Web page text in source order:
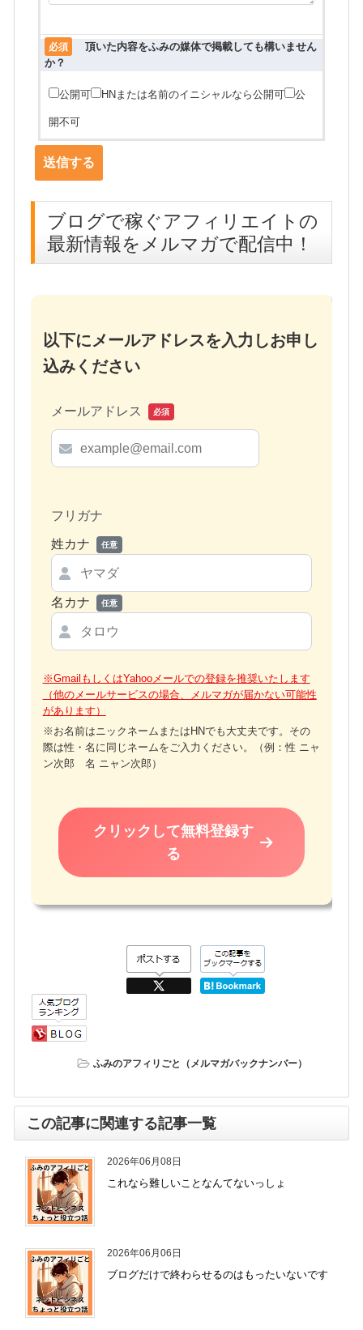
必須
頂いた内容をふみの媒体で掲載しても構いません
か？
公開可 HNまたは名前のイニシャルなら公開可 公
開不可
ブログで稼ぐアフィリエイトの
最新情報をメルマガで配信中！
以下にメールアドレスを入力しお申し
込みください
メールアドレス 必須
フリガナ
姓カナ 任意
名カナ 任意
※GmailもしくはYahooメールでの登録を推奨いたします
（他のメールサービスの場合、メルマガが届かない可能性
があります）
※お名前はニックネームまたはHNでも大丈夫です。その
際は性・名に同じネームをご入力ください。（例：性 ニャ
ン次郎 名 ニャン次郎）
クリックして無料登録す
る
ふみのアフィリごと（メルマガバックナンバー）
この記事に関連する記事一覧
2026年06月08日
これなら難しいことなんてないっしょ
2026年06月06日
ブログだけで終わらせるのはもったいないです